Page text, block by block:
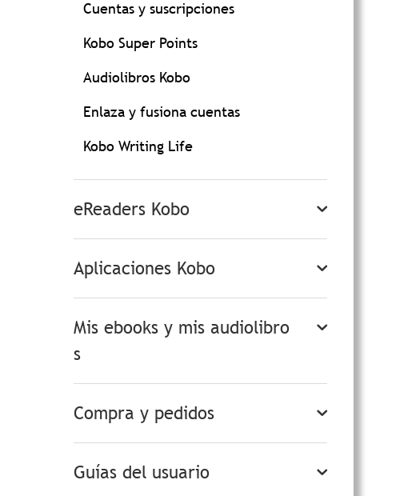
Cuentas y suscripciones
Kobo Super Points
Audiolibros Kobo
Enlaza y fusiona cuentas
Kobo Writing Life
eReaders Kobo
Aplicaciones Kobo
Mis ebooks y mis audiolibro
s
Compra y pedidos
Guías del usuario